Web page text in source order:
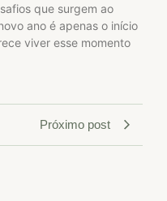
que surgem ao
ano é apenas o início
viver esse momento
Próximo post